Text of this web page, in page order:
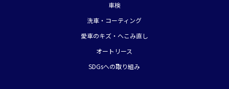
車検
洗車・コーティング
愛車のキズ・へこみ直し
オートリース
SDGsへの取り組み